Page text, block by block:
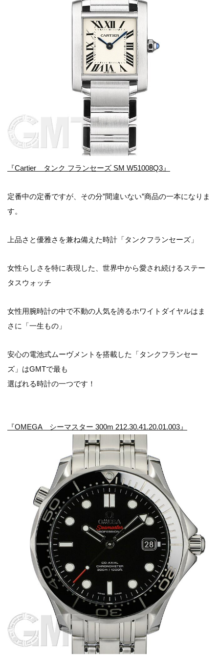
『Cartier タンク フランセーズ SM W51008Q3』
定番中の定番ですが、その分”間違いない”商品の一本になりま
す。
上品さと優雅さを兼ね備えた時計「タンクフランセーズ」
女性らしさを特に表現した、世界中から愛され続けるステー
タスウォッチ
女性用腕時計の中で不動の人気を誇るホワイトダイヤルはま
さに「一生もの」
安心の電池式ムーヴメントを搭載した「タンクフランセー
ズ」はGMTで最も
選ばれる時計の一つです！
『OMEGA シーマスター 300m 212.30.41.20.01.003』